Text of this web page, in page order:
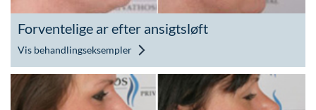
Forventelige ar efter ansigtsløft
Vis behandlingseksempler